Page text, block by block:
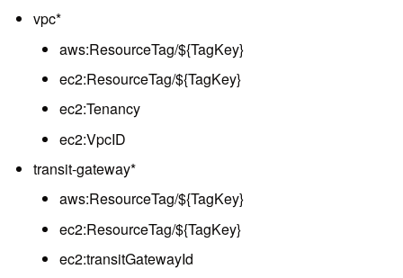
vpc*
aws:ResourceTag/${TagKey}
ec2:ResourceTag/${TagKey}
ec2:Tenancy
ec2:VpcID
transit-gateway*
aws:ResourceTag/${TagKey}
ec2:ResourceTag/${TagKey}
ec2:transitGatewayId